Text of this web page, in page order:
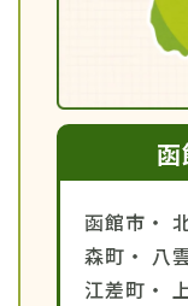
函館市・
森町・ 八
江差町・